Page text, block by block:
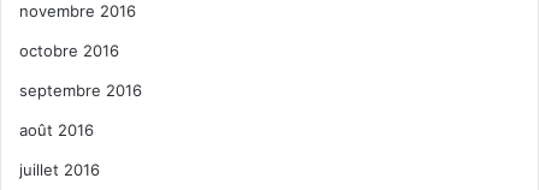
novembre 2016
octobre 2016
septembre 2016
août 2016
juillet 2016